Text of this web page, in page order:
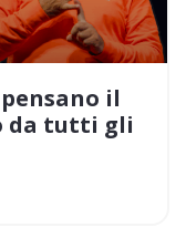
il
da tutti gli